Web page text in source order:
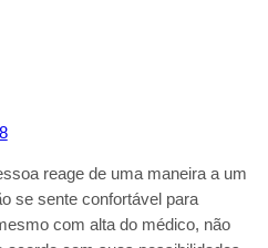
reage de uma maneira a um
se sente confortável para
com alta do médico, não